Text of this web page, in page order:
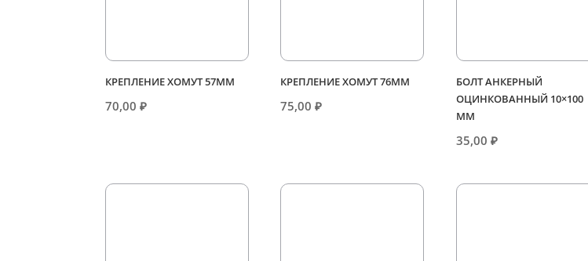
КРЕПЛЕНИЕ ХОМУТ 57ММ
70,00₽
КРЕПЛЕНИЕ ХОМУТ 76ММ
75,00₽
БОЛТ АНКЕРНЫЙ
ОЦИНКОВАННЫЙ 10×100
ММ
35,00 ₽